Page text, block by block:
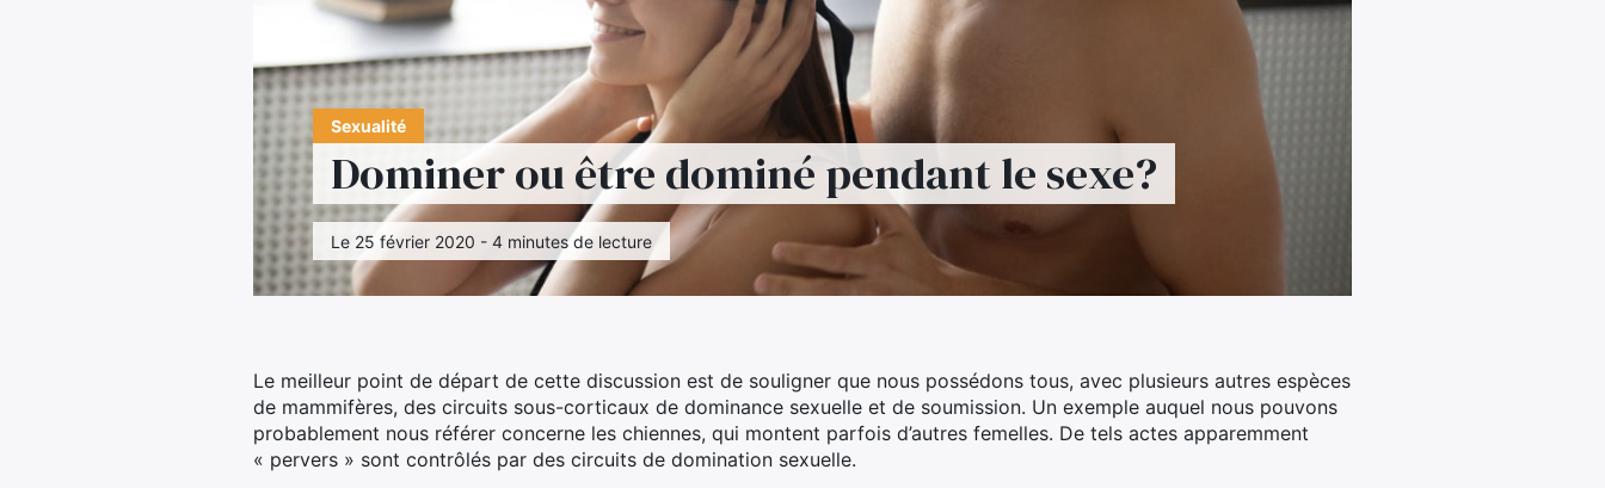
Sexualité
Dominer ou être dominé pendant le sexe?
Le 25 février 2020 - 4 minutes de lecture
Le meilleur point de départ de cette discussion est de souligner que nous possédons tous, avec plusieurs autres espèces
de mammifères, des circuits sous-corticaux de dominance sexuelle et de soumission. Un exemple auquel nous pouvons
probablement nous référer concerne les chiennes, qui montent parfois d’autres femelles. De tels actes apparemment
« pervers » sont contrôlés par des circuits de domination sexuelle.